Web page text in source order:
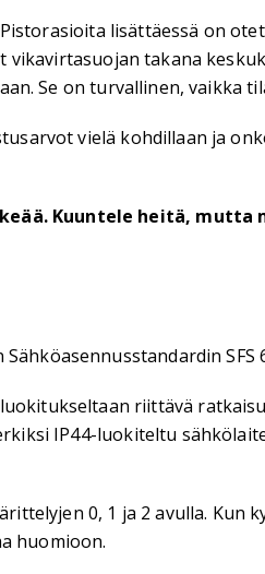
lisättäessä on
takana
Se on turvallinen, vaikka
vielä kohdillaan ja
Kuuntele heitä,
SFS
riittävä
IP44-luokiteltu
0, 1 ja 2 avulla. Kun
huomioon.